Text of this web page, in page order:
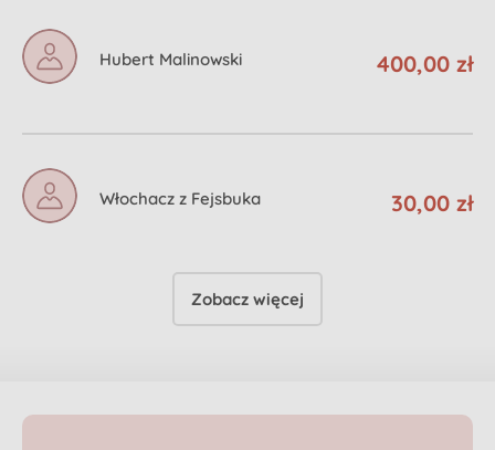
Hubert Malinowski 400,00 zł
Włochacz z Fejsbuka 30,00 zł
Zobacz więcej